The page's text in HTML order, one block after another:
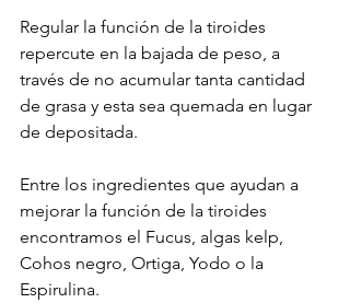
Regular la función de la tiroides
repercute en la bajada de peso, a
través de no acumular tanta cantidad
de grasa y esta sea quemada en lugar
de depositada.
Entre los ingredientes que ayudan a
mejorar la función de la tiroides
encontramos el Fucus, algas kelp,
Cohos negro, Ortiga, Yodo o la
Espirulina.